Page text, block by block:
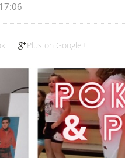
17:06
Plus on Google+